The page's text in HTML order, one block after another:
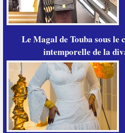
Le Magal de Touba sous le
intemporelle de la